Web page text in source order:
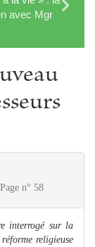
avec Mgr
n° 58
interrogé sur la
religieuse